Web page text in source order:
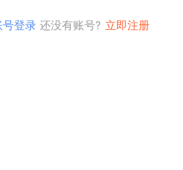
号登录 还没有账号? 立即注册